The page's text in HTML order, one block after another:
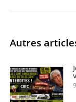
Autres